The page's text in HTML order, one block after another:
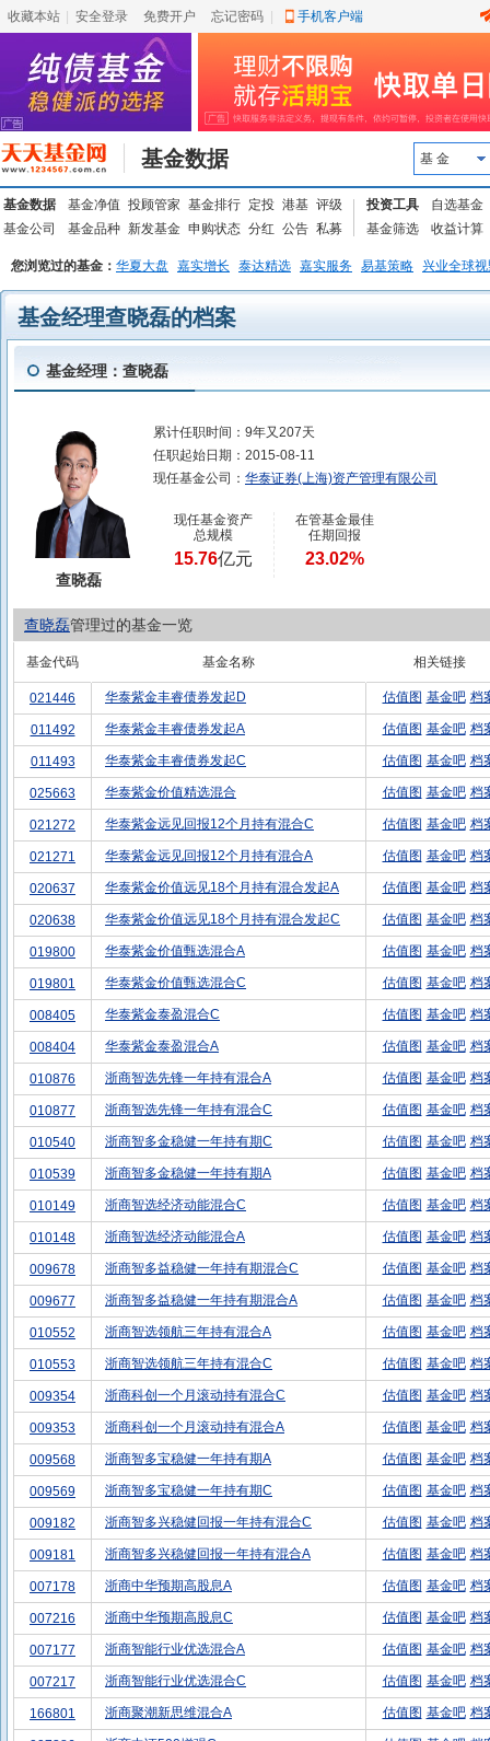
收藏本站 安全登录 免费开户 忘记密码 手机客户端
基金数据 基 金
基金数据 基金净值 投顾管家 基金排行 定投 港基 评级
基金公司
基金品种 新发基金 申购状态 分红 公告 私募
投资工具
自选基金
基金筛选
收益计算
您浏览过的基金： 华夏大盘 嘉实增长 泰达精选 嘉实服务 易基策略 兴业全球
基金经理查晓磊的档案
基金经理：查晓磊
查晓磊
累计任职时间： 9年又207天
任职起始日期： 2015-08-11
现任基金公司： 华泰证券(上海)资产管理有限公司
现任基金资产
总规模
15.76亿元
在管基金最佳
任期回报
23.02%
查晓磊管理过的基金一览
基金代码 基金名称 相关链接
021446 华泰紫金丰睿债券发起D 估值图 基金吧 档
011492 华泰紫金丰睿债券发起A 估值图 基金吧 档
011493 华泰紫金丰睿债券发起C 估值图 基金吧 档
025663 华泰紫金价值精选混合 估值图 基金吧 档
021272 华泰紫金远见回报12个月持有混合C 估值图 基金吧 档
021271 华泰紫金远见回报12个月持有混合A 估值图 基金吧 档
020637 华泰紫金价值远见18个月持有混合发起A 估值图 基金吧 档
020638 华泰紫金价值远见18个月持有混合发起C 估值图 基金吧 档
019800 华泰紫金价值甄选混合A 估值图 基金吧 档
019801 华泰紫金价值甄选混合C 估值图 基金吧 档
008405 华泰紫金泰盈混合C 估值图 基金吧 档
008404 华泰紫金泰盈混合A 估值图 基金吧 档
010876 浙商智选先锋一年持有混合A 估值图 基金吧 档
010877 浙商智选先锋一年持有混合C 估值图 基金吧 档
010540 浙商智多金稳健一年持有期C 估值图 基金吧 档
010539 浙商智多金稳健一年持有期A 估值图 基金吧 档
010149 浙商智选经济动能混合C 估值图 基金吧 档
010148 浙商智选经济动能混合A 估值图 基金吧 档
009678 浙商智多益稳健一年持有期混合C 估值图 基金吧 档
009677 浙商智多益稳健一年持有期混合A 估值图 基金吧 档
010552 浙商智选领航三年持有混合A 估值图 基金吧 档
010553 浙商智选领航三年持有混合C 估值图 基金吧 档
009354 浙商科创一个月滚动持有混合C 估值图 基金吧 档
009353 浙商科创一个月滚动持有混合A 估值图 基金吧 档
009568 浙商智多宝稳健一年持有期A 估值图 基金吧 档
009569 浙商智多宝稳健一年持有期C 估值图 基金吧 档
009182 浙商智多兴稳健回报一年持有混合C 估值图 基金吧 档
009181 浙商智多兴稳健回报一年持有混合A 估值图 基金吧 档
007178 浙商中华预期高股息A 估值图 基金吧 档
007216 浙商中华预期高股息C 估值图 基金吧 档
007177 浙商智能行业优选混合A 估值图 基金吧 档
007217 浙商智能行业优选混合C 估值图 基金吧 档
166801 浙商聚潮新思维混合A 估值图 基金吧 档